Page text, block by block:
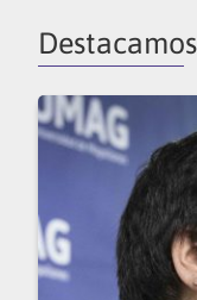
Destacamos